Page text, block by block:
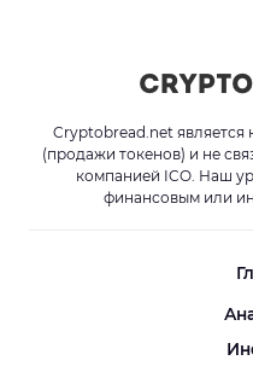
Cryptobread.net является
(продажи токенов) и не
компанией ICO. Наш
финансовым или